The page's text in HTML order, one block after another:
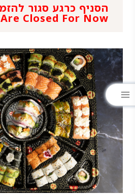
Are Closed For Now